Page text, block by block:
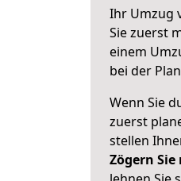
Ihr Umzug
Sie zuerst
einem
bei der
Wenn Sie
zuerst
stellen
Zögern